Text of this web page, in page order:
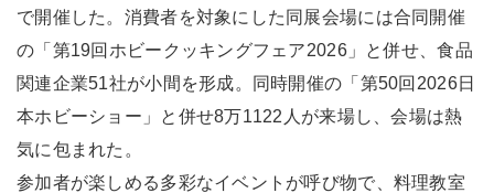
で開催した。消費者を対象にした同展会場には合同開催
の「第19回ホビークッキングフェア2026」と併せ、食品
関連企業51社が小間を形成。同時開催の「第50回2026日
本ホビーショー」と併せ8万1122人が来場し、会場は熱
気に包まれた。
参加者が楽しめる多彩なイベントが呼び物で、料理教室